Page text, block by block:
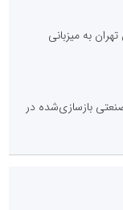
به میزبانی
بازسازی‌شده در